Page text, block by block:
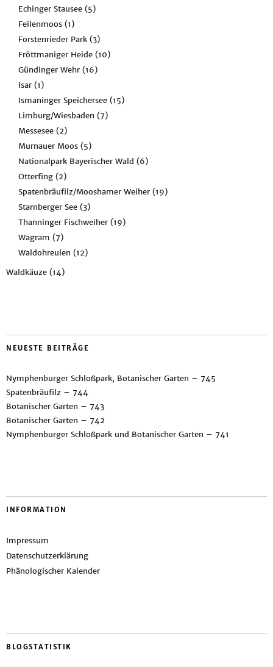
Echinger Stausee (5)
Feilenmoos (1)
Forstenrieder Park (3)
Fröttmaniger Heide (10)
Gündinger Wehr (16)
Isar (1)
Ismaninger Speichersee (15)
Limburg/Wiesbaden (7)
Messesee (2)
Murnauer Moos (5)
Nationalpark Bayerischer Wald (6)
Otterfing (2)
Spatenbräufilz/Mooshamer Weiher (19)
Starnberger See (3)
Thanninger Fischweiher (19)
Wagram (7)
Waldohreulen (12)
Waldkäuze (14)
NEUESTE BEITRÄGE
Nymphenburger Schloßpark, Botanischer Garten – 745
Spatenbräufilz – 744
Botanischer Garten – 743
Botanischer Garten – 742
Nymphenburger Schloßpark und Botanischer Garten – 741
INFORMATION
Impressum
Datenschutzerklärung
Phänologischer Kalender
BLOGSTATISTIK